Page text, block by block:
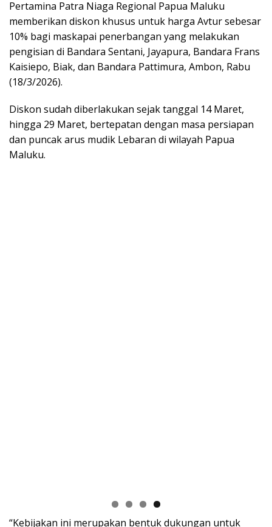
Pertamina Patra Niaga Regional Papua Maluku
memberikan diskon khusus untuk harga Avtur sebesar
10% bagi maskapai penerbangan yang melakukan
pengisian di Bandara Sentani, Jayapura, Bandara Frans
Kaisiepo, Biak, dan Bandara Pattimura, Ambon, Rabu
(18/3/2026).
Diskon sudah diberlakukan sejak tanggal 14 Maret,
hingga 29 Maret, bertepatan dengan masa persiapan
dan puncak arus mudik Lebaran di wilayah Papua
Maluku.
“Kebijakan ini merupakan bentuk dukungan untuk